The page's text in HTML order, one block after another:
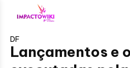
DF
Lançamentos e